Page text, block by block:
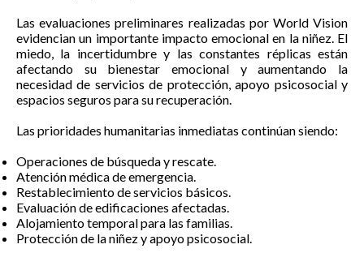
Las evaluaciones preliminares realizadas por World Vision
evidencian un importante impacto emocional en la niñez. El
miedo, la incertidumbre y las constantes réplicas están
afectando su bienestar emocional y aumentando la
necesidad de servicios de protección, apoyo psicosocial y
espacios seguros para su recuperación.
Las prioridades humanitarias inmediatas continúan siendo:
Operaciones de búsqueda y rescate.
Atención médica de emergencia.
Restablecimiento de servicios básicos.
Evaluación de edificaciones afectadas.
Alojamiento temporal para las familias.
Protección de la niñez y apoyo psicosocial.